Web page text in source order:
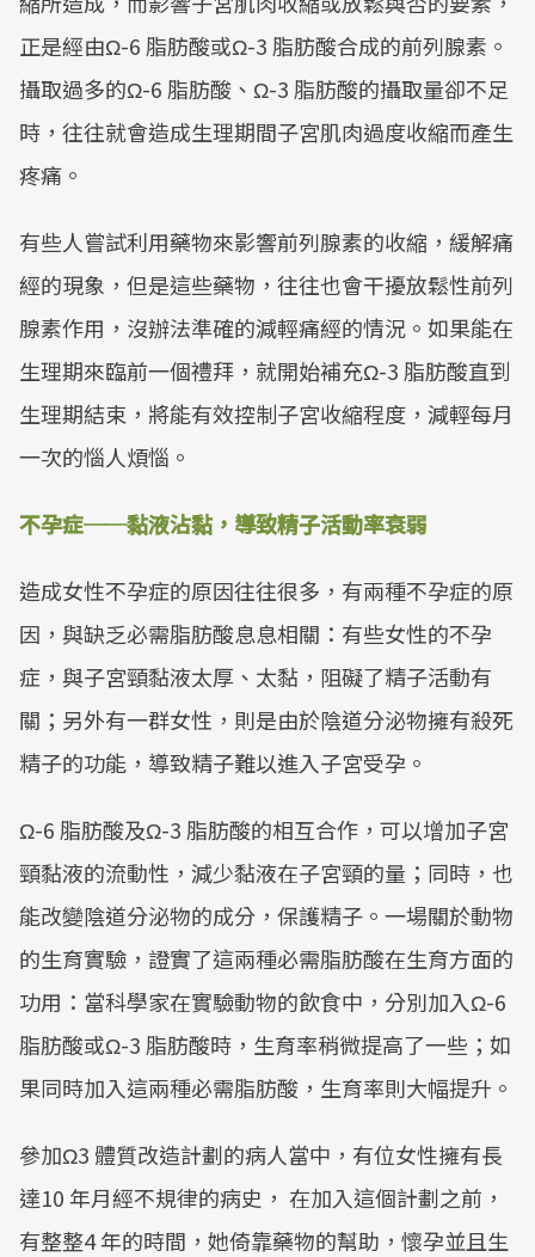
正是經由Ω-6 脂肪酸或Ω-3 脂肪酸合成的前列腺素。
攝取過多的Ω-6 脂肪酸、Ω-3 脂肪酸的攝取量卻不足
時，往往就會造成生理期間子宮肌肉過度收縮而產生
疼痛。
有些人嘗試利用藥物來影響前列腺素的收縮，緩解痛
經的現象，但是這些藥物，往往也會干擾放鬆性前列
腺素作用，沒辦法準確的減輕痛經的情況。如果能在
生理期來臨前一個禮拜，就開始補充Ω-3 脂肪酸直到
生理期結束，將能有效控制子宮收縮程度，減輕每月
一次的惱人煩惱。
不孕症──黏液沾黏，導致精子活動率衰弱
造成女性不孕症的原因往往很多，有兩種不孕症的原
因，與缺乏必需脂肪酸息息相關：有些女性的不孕
症，與子宮頸黏液太厚、太黏，阻礙了精子活動有
關；另外有一群女性，則是由於陰道分泌物擁有殺死
精子的功能，導致精子難以進入子宮受孕。
Ω-6 脂肪酸及Ω-3 脂肪酸的相互合作，可以增加子宮
頸黏液的流動性，減少黏液在子宮頸的量；同時，也
能改變陰道分泌物的成分，保護精子。一場關於動物
的生育實驗，證實了這兩種必需脂肪酸在生育方面的
功用：當科學家在實驗動物的飲食中，分別加入Ω-6
脂肪酸或Ω-3 脂肪酸時，生育率稍微提高了一些；如
果同時加入這兩種必需脂肪酸，生育率則大幅提升。
參加Ω3 體質改造計劃的病人當中，有位女性擁有長
達10 年月經不規律的病史， 在加入這個計劃之前，
有整整4 年的時間，她倚靠藥物的幫助，懷孕並且生